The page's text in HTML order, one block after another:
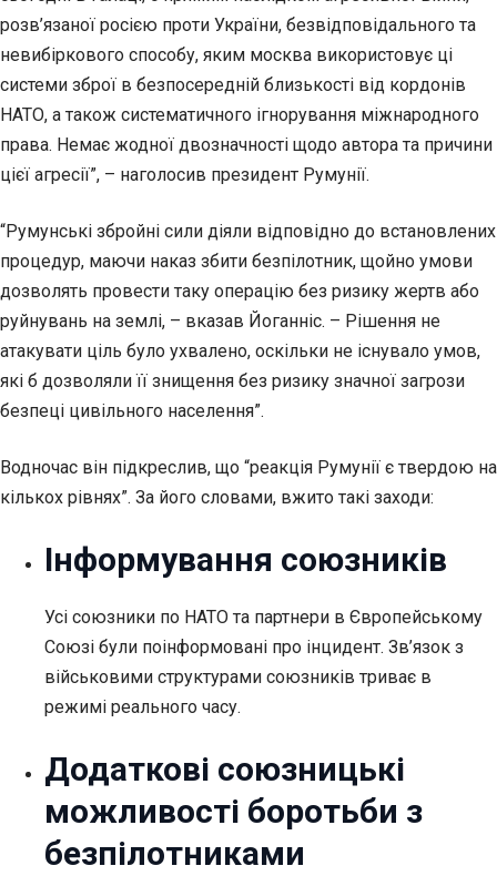
розв’язаної росією проти України, безвідповідального та
невибіркового способу, яким москва використовує ці
системи зброї в безпосередній близькості від кордонів
НАТО, а також систематичного ігнорування міжнародного
права. Немає жодної двозначності щодо автора та причини
цієї агресії”, – наголосив президент Румунії.
“Румунські збройні сили діяли відповідно до встановлених
процедур, маючи наказ збити безпілотник, щойно умови
дозволять провести таку операцію без ризику жертв або
руйнувань на землі, – вказав Йоганніс. – Рішення не
атакувати ціль було ухвалено, оскільки не існувало умов,
які б дозволяли її знищення без ризику значної загрози
безпеці цивільного населення”.
Водночас він підкреслив, що “реакція Румунії є твердою на
кількох рівнях”. За його словами, вжито такі заходи:
Інформування союзників
Усі союзники по НАТО та партнери в Європейському
Союзі були поінформовані про інцидент. Зв’язок з
військовими структурами союзників триває в
режимі реального часу.
Додаткові союзницькі
можливості боротьби з
безпілотниками